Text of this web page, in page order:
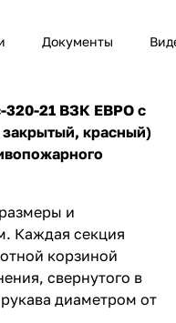
Документы
21 ВЗК ЕВРО с
красный)
и
Каждая секция
корзиной
свернутого в
диаметром от